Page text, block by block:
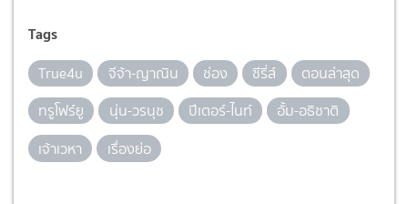
Tags
True4u จีจ้า-ญาณิน ช่อง ซีรี่ส์
ตอนล่าสุด
ทรูโฟร์ยู
นุ่น-วรนุช ปีเตอร์-ไนท์
อั้ม-อธิชาติ
เจ้าเวหา
เรื่องย่อ